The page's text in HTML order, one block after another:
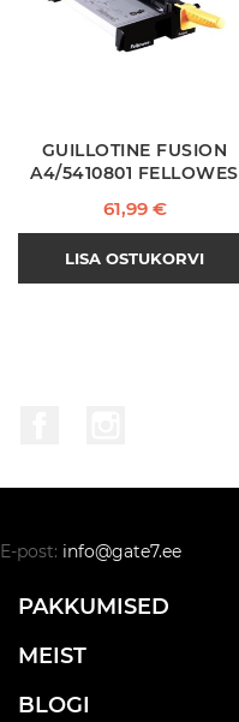
GUILLOTINE FUSION
A4/5410801 FELLOWES
Hind
61,99 €
LISA OSTUKORVI
E-post: info@gate7.ee
PAKKUMISED
MEIST
BLOGI